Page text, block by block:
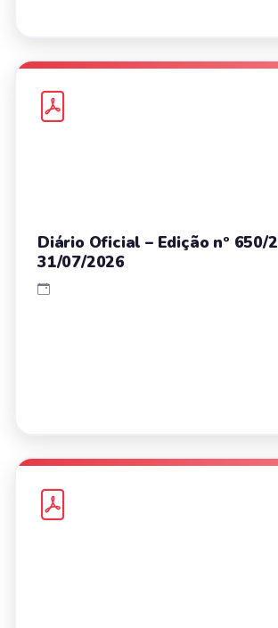
Diário Oficial – Edição nº 650/
31/07/2026